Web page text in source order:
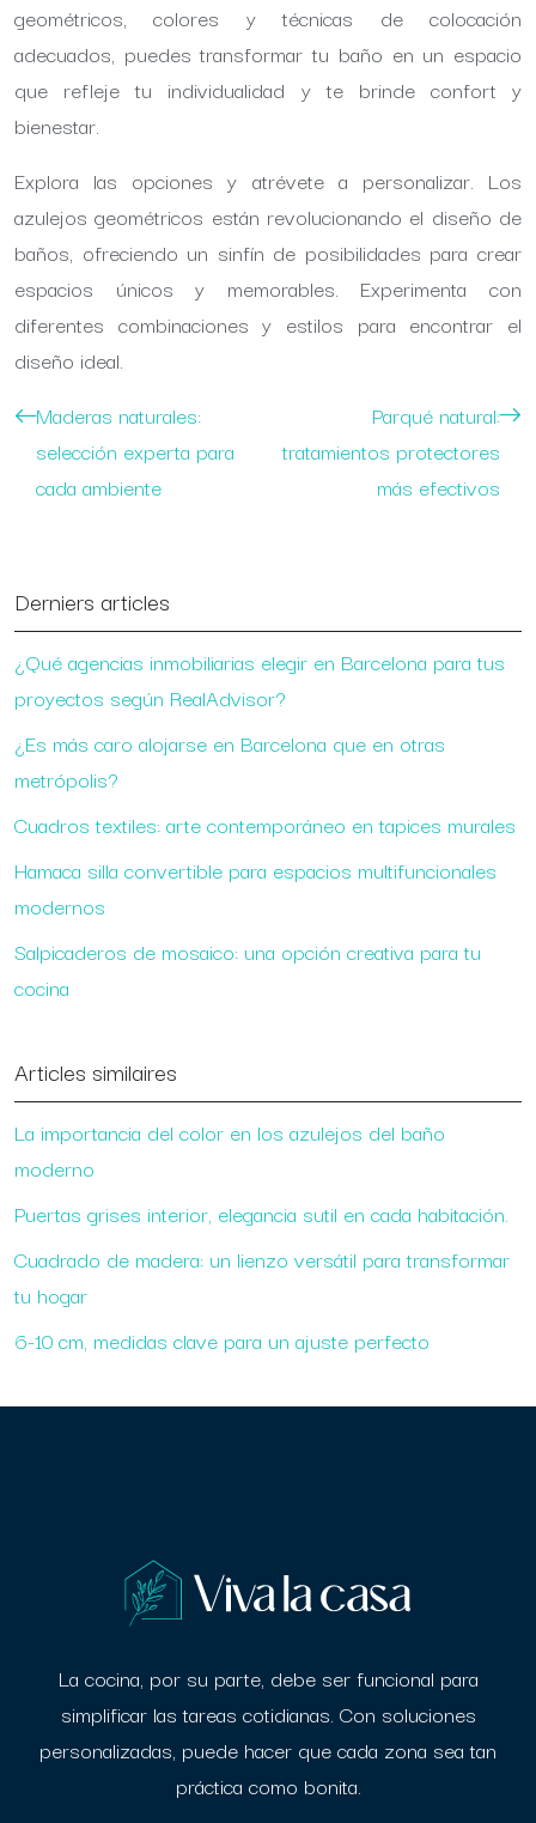
geométricos, colores y técnicas de colocación
adecuados, puedes transformar tu baño en un espacio
que refleje tu individualidad y te brinde confort y
bienestar.
Explora las opciones y atrévete a personalizar. Los
azulejos geométricos están revolucionando el diseño de
baños, ofreciendo un sinfín de posibilidades para crear
espacios únicos y memorables. Experimenta con
diferentes combinaciones y estilos para encontrar el
diseño ideal.
Maderas naturales:
selección experta para
cada ambiente
Parqué natural:
tratamientos protectores
más efectivos
Derniers articles
¿Qué agencias inmobiliarias elegir en Barcelona para tus
proyectos según RealAdvisor?
¿Es más caro alojarse en Barcelona que en otras
metrópolis?
Cuadros textiles: arte contemporáneo en tapices murales
Hamaca silla convertible para espacios multifuncionales
modernos
Salpicaderos de mosaico: una opción creativa para tu
cocina
Articles similaires
La importancia del color en los azulejos del baño
moderno
Puertas grises interior, elegancia sutil en cada habitación.
Cuadrado de madera: un lienzo versátil para transformar
tu hogar
6-10 cm, medidas clave para un ajuste perfecto
La cocina, por su parte, debe ser funcional para
simplificar las tareas cotidianas. Con soluciones
personalizadas, puede hacer que cada zona sea tan
práctica como bonita.